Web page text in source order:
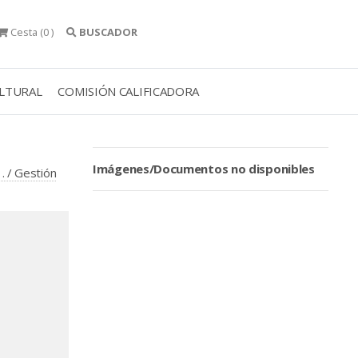
Cesta (0 ) BUSCADOR
COMISIÓN CALIFICADORA
/ Gestión
Imágenes/Documentos no disponibles